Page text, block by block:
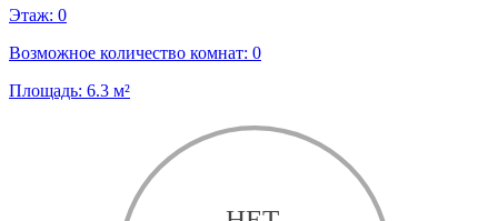
Этаж: 0
Возможное количество комнат: 0
Площадь: 6.3 м²